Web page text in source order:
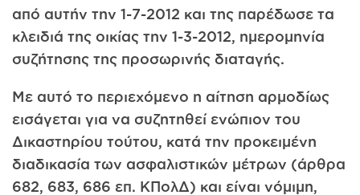
από αυτήν την 1-7-2012 και της παρέδωσε τα
κλειδιά της οικίας την 1-3-2012, ημερομηνία
συζήτησης της προσωρινής διαταγής.
Με αυτό το περιεχόμενο η αίτηση αρμοδίως
εισάγεται για να συζητηθεί ενώπιον του
Δικαστηρίου τούτου, κατά την προκειμένη
διαδικασία των ασφαλιστικών μέτρων (άρθρα
682, 683, 686 επ. ΚΠολΔ) και είναι νόμιμη,